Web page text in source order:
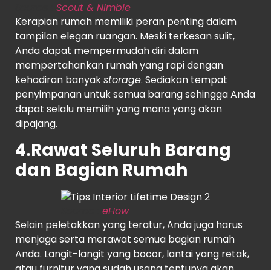
Scout & Nimble
Kerapian rumah memiliki peran penting dalam
tampilan elegan ruangan. Meski terkesan sulit,
Anda dapat mempermudah diri dalam
mempertahankan rumah yang rapi dengan
kehadiran banyakstorage. Sediakan tempat
penyimpanan untuk semua barang sehingga Anda
dapat selalu memilih yang mana yang akan
dipajang.
4.Rawat Seluruh Barang
dan Bagian Rumah
eHow
Selain peletakkan yang teratur, Anda juga harus
menjaga serta merawat semua bagian rumah
Anda. Langit-langit yang bocor, lantai yang retak,